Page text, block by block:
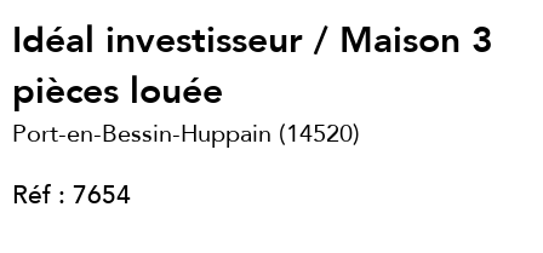
Idéal investisseur / Maison 3
pièces louée
Port-en-Bessin-Huppain (14520)
Réf : 7654